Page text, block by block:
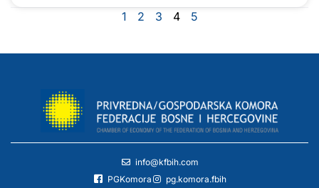
1 2 3 4 5
info@kfbih.com
PGKomora
pg.komora.fbih